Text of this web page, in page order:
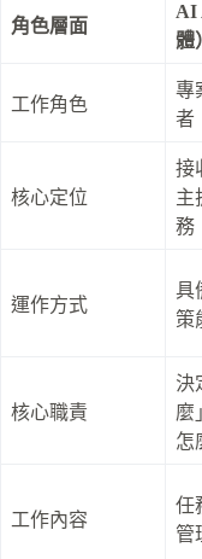
角色層面
AI
體
工作角色
專
者
核心定位
接
主
務
運作方式
具
策
核心職責
決
麼
怎
工作內容
任
管